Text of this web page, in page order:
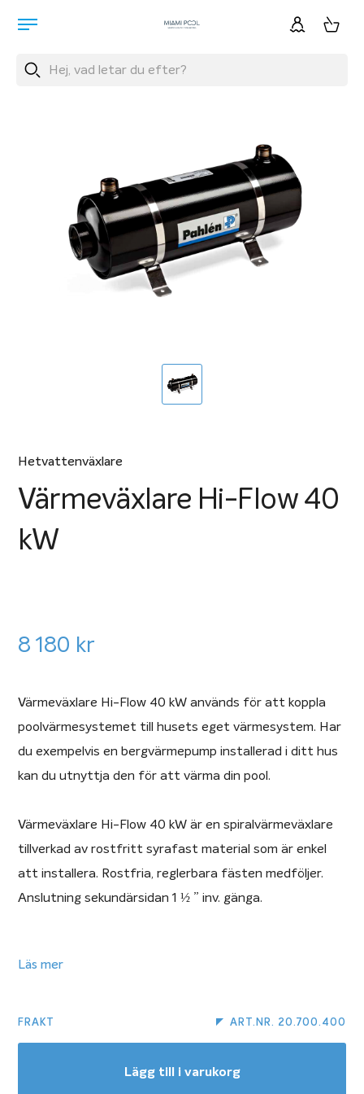
Hetvattenväxlare
Värmeväxlare Hi-Flow 40
kW
8 180 kr
Värmeväxlare Hi-Flow 40 kW används för att koppla
poolvärmesystemet till husets eget värmesystem. Har
du exempelvis en bergvärmepump installerad i ditt hus
kan du utnyttja den för att värma din pool.
Värmeväxlare Hi-Flow 40 kW är en spiralvärmeväxlare
tillverkad av rostfritt syrafast material som är enkel
att installera. Rostfria, reglerbara fästen medföljer.
Anslutning sekundärsidan 1 ½ ” inv. gänga.
Precisionssvetsad mantel
Spiral för hetvattnet
Läs mer
FRAKT ART.NR. 20.700.400
Lägg till i varukorg